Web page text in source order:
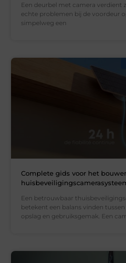
Een deurbel met camera verdient
echte problemen bij de voordeur
simpelweg een
Complete gids voor het
Een betrouwbaar
betekent een balans vinden
opslag en gebruiksgemak. Een